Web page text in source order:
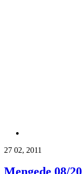
27 02, 2011
Mengede 08/